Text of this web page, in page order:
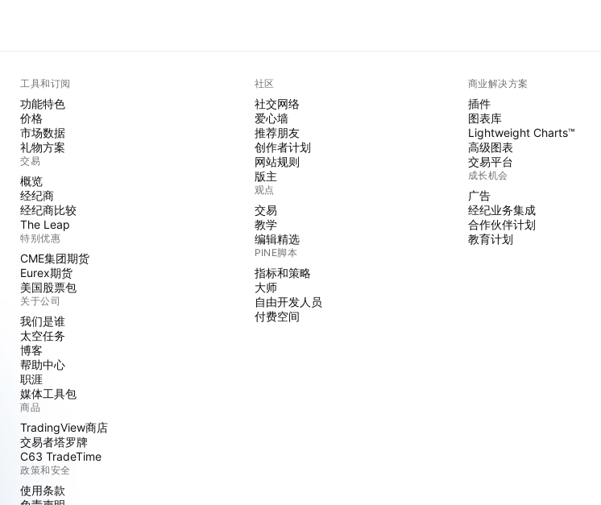
工具和订阅
功能特色
价格
市场数据
礼物方案
交易
概览
经纪商
经纪商比较
The Leap
特别优惠
CME集团期货
Eurex期货
美国股票包
关于公司
我们是谁
太空任务
博客
帮助中心
职涯
媒体工具包
商品
TradingView商店
交易者塔罗牌
C63 TradeTime
政策和安全
使用条款
社区
社交网络
爱心墙
推荐朋友
创作者计划
网站规则
版主
观点
交易
教学
编辑精选
PINE脚本
指标和策略
大师
自由开发人员
付费空间
商业解决方案
插件
图表库
Lightweight Charts™
高级图表
交易平台
成长机会
广告
经纪业务集成
合作伙伴计划
教育计划